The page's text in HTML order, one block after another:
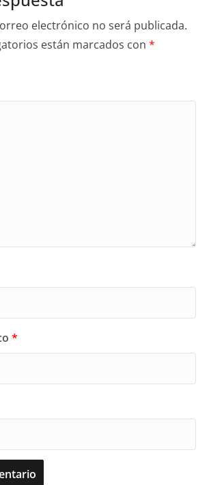
electrónico no será publicada.
están marcados con *
*